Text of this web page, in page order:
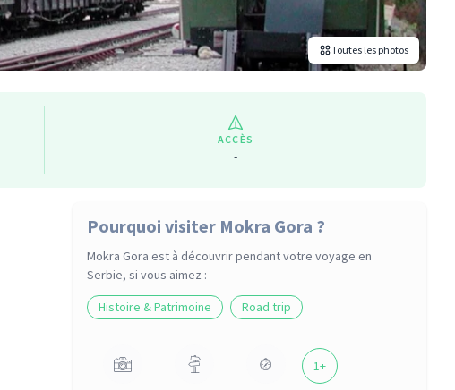
Toutes les photos
ACCÈS
-
Pourquoi visiter Mokra Gora ?
Mokra Gora est à découvrir pendant votre voyage en
Serbie, si vous aimez :
Histoire & Patrimoine
Road trip
1+